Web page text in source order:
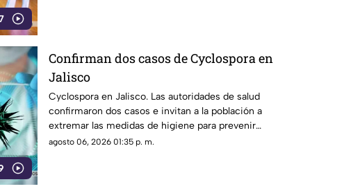
Confirman dos casos de Cyclospora en
Jalisco
Cyclospora en Jalisco. Las autoridades de salud
confirmaron dos casos e invitan a la población a
extremar las medidas de higiene para prevenir
contagios.
agosto 06, 2026 01:35 p. m.